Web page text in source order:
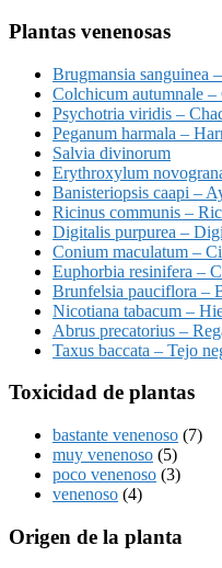
Plantas venenosas
Brugmansia sanguinea
Colchicum autumnale
Psychotria viridis –
Peganum harmala –
Salvia divinorum
Erythroxylum
Banisteriopsis caapi –
Ricinus communis –
Digitalis purpurea –
Conium maculatum –
Euphorbia resinifera –
Brunfelsia pauciflora –
Nicotiana tabacum –
Abrus precatorius –
Taxus baccata – Tejo
Toxicidad de plantas
bastante venenoso (7)
muy venenoso (5)
poco venenoso (3)
venenoso (4)
Origen de la planta